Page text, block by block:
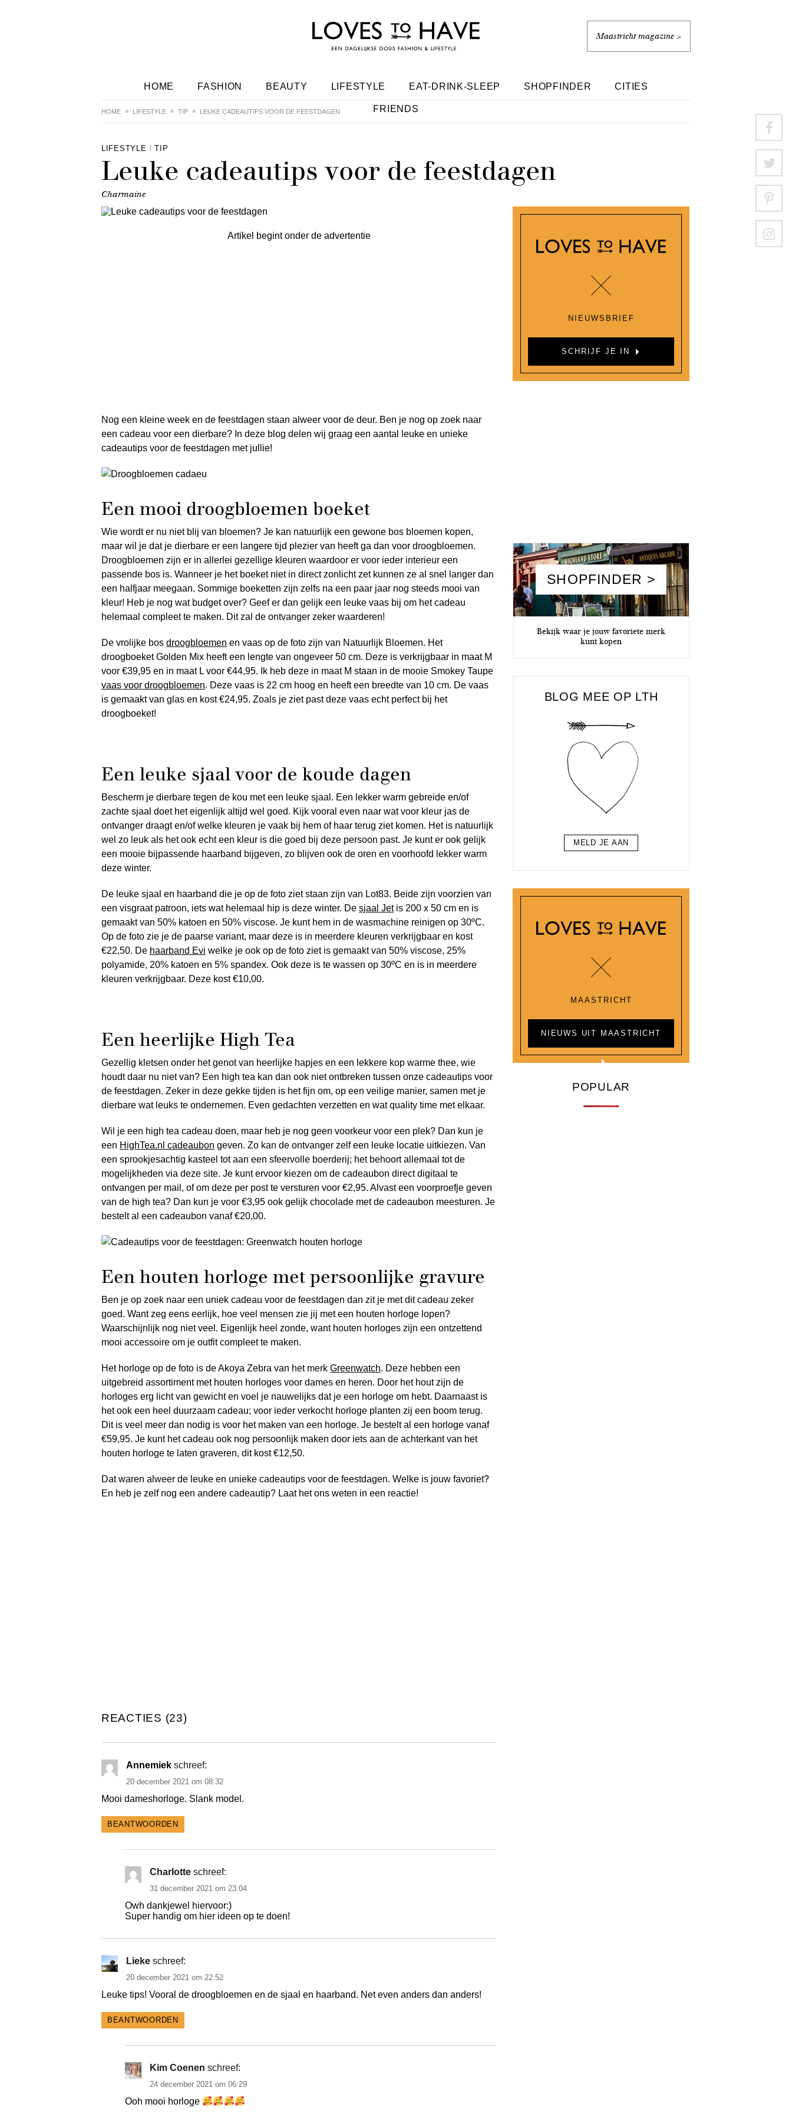
Maastricht magazine >
HOME FASHION BEAUTY LIFESTYLE EAT-DRINK-SLEEP SHOPFINDER CITIES
FRIENDS
HOME LIFESTYLE TIP LEUKE CADEAUTIPS VOOR DE FEESTDAGEN
LIFESTYLE TIP
Leuke cadeautips voor de feestdagen
Charmaine
Artikel begint onder de advertentie
Nog een kleine week en de feestdagen staan alweer voor de deur. Ben je nog op zoek naar
een cadeau voor een dierbare? In deze blog delen wij graag een aantal leuke en unieke
cadeautips voor de feestdagen met jullie!
Een mooi droogbloemen boeket
Wie wordt er nu niet blij van bloemen? Je kan natuurlijk een gewone bos bloemen kopen,
maar wil je dat je dierbare er een langere tijd plezier van heeft ga dan voor droogbloemen.
Droogbloemen zijn er in allerlei gezellige kleuren waardoor er voor ieder interieur een
passende bos is. Wanneer je het boeket niet in direct zonlicht zet kunnen ze al snel langer dan
een halfjaar meegaan. Sommige boeketten zijn zelfs na een paar jaar nog steeds mooi van
kleur! Heb je nog wat budget over? Geef er dan gelijk een leuke vaas bij om het cadeau
helemaal compleet te maken. Dit zal de ontvanger zeker waarderen!
De vrolijke bos droogbloemen en vaas op de foto zijn van Natuurlijk Bloemen. Het
droogboeket Golden Mix heeft een lengte van ongeveer 50 cm. Deze is verkrijgbaar in maat M
voor €39,95 en in maat L voor €44,95. Ik heb deze in maat M staan in de mooie Smokey Taupe
vaas voor droogbloemen. Deze vaas is 22 cm hoog en heeft een breedte van 10 cm. De vaas
is gemaakt van glas en kost €24,95. Zoals je ziet past deze vaas echt perfect bij het
droogboeket!
Een leuke sjaal voor de koude dagen
Bescherm je dierbare tegen de kou met een leuke sjaal. Een lekker warm gebreide en/of
zachte sjaal doet het eigenlijk altijd wel goed. Kijk vooral even naar wat voor kleur jas de
ontvanger draagt en/of welke kleuren je vaak bij hem of haar terug ziet komen. Het is natuurlijk
wel zo leuk als het ook echt een kleur is die goed bij deze persoon past. Je kunt er ook gelijk
een mooie bijpassende haarband bijgeven, zo blijven ook de oren en voorhoofd lekker warm
deze winter.
De leuke sjaal en haarband die je op de foto ziet staan zijn van Lot83. Beide zijn voorzien van
een visgraat patroon, iets wat helemaal hip is deze winter. De sjaal Jetis 200 x 50 cm en is
gemaakt van 50% katoen en 50% viscose. Je kunt hem in de wasmachine reinigen op 30ºC.
Op de foto zie je de paarse variant, maar deze is in meerdere kleuren verkrijgbaar en kost
€22,50. De haarband Evi welke je ook op de foto ziet is gemaakt van 50% viscose, 25%
polyamide, 20% katoen en 5% spandex. Ook deze is te wassen op 30ºC en is in meerdere
kleuren verkrijgbaar. Deze kost €10,00.
Een heerlijke High Tea
Gezellig kletsen onder het genot van heerlijke hapjes en een lekkere kop warme thee, wie
houdt daar nu niet van? Een high tea kan dan ook niet ontbreken tussen onze cadeautips voor
de feestdagen. Zeker in deze gekke tijden is het fijn om, op een veilige manier, samen met je
dierbare wat leuks te ondernemen. Even gedachten verzetten en wat quality time met elkaar.
Wil je een high tea cadeau doen, maar heb je nog geen voorkeur voor een plek? Dan kun je
een HighTea.nl cadeaubon geven. Zo kan de ontvanger zelf een leuke locatie uitkiezen. Van
een sprookjesachtig kasteel tot aan een sfeervolle boerderij; het behoort allemaal tot de
mogelijkheden via deze site. Je kunt ervoor kiezen om de cadeaubon direct digitaal te
ontvangen per mail, of om deze per post te versturen voor €2,95. Alvast een voorproefje geven
van de high tea? Dan kun je voor €3,95 ook gelijk chocolade met de cadeaubon meesturen. Je
bestelt al een cadeaubon vanaf €20,00.
Een houten horloge met persoonlijke gravure
Ben je op zoek naar een uniek cadeau voor de feestdagen dan zit je met dit cadeau zeker
goed. Want zeg eens eerlijk, hoe veel mensen zie jij met een houten horloge lopen?
Waarschijnlijk nog niet veel. Eigenlijk heel zonde, want houten horloges zijn een ontzettend
mooi accessoire om je outfit compleet te maken.
Het horloge op de foto is de Akoya Zebra van het merk Greenwatch. Deze hebben een
uitgebreid assortiment met houten horloges voor dames en heren. Door het hout zijn de
horloges erg licht van gewicht en voel je nauwelijks dat je een horloge om hebt. Daarnaast is
het ook een heel duurzaam cadeau; voor ieder verkocht horloge planten zij een boom terug.
Dit is veel meer dan nodig is voor het maken van een horloge. Je bestelt al een horloge vanaf
€59,95. Je kunt het cadeau ook nog persoonlijk maken door iets aan de achterkant van het
houten horloge te laten graveren, dit kost €12,50.
Dat waren alweer de leuke en unieke cadeautips voor de feestdagen. Welke is jouw favoriet?
En heb je zelf nog een andere cadeautip? Laat het ons weten in een reactie!
REACTIES (23)
Annemiek schreef:
20 december 2021 om 08:32
Mooi dameshorloge. Slank model.
BEANTWOORDEN
Charlotte schreef:
31 december 2021 om 23:04
Owh dankjewel hiervoor:)
Super handig om hier ideen op te doen!
Lieke schreef:
20 december 2021 om 22:52
Leuke tips! Vooral de droogbloemen en de sjaal en haarband. Net even anders dan anders!
BEANTWOORDEN
Kim Coenen schreef:
24 december 2021 om 06:29
Ooh mooi horloge
NIEUWSBRIEF
SCHRIJF JE IN
SHOPFINDER >
Bekijk waar je jouw favoriete merk
kunt kopen
BLOG MEE OP LTH
MELD JE AAN
MAASTRICHT
NIEUWS UIT MAASTRICHT
POPULAR